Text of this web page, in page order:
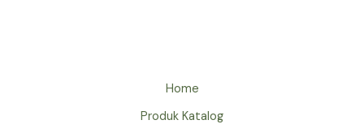
Home
Produk Katalog